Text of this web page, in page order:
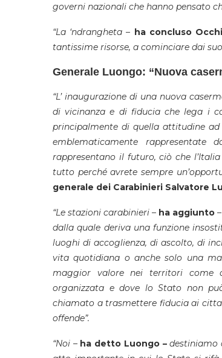
governi nazionali che hanno pensato
“La ‘ndrangheta – ha concluso
tantissime risorse, a cominciare dai
Generale Luongo: “Nuova
“L’ inaugurazione di una nuova
di vicinanza e di fiducia che lega i
principalmente di quella attitudine
emblematicamente
rappresentano il futuro, ciò che
tutto perché avrete sempre
generale dei Carabinieri Salvatore
“Le stazioni carabinieri – ha aggiunto
dalla quale deriva una funzione
luoghi di accoglienza, di ascolto, di
vita quotidiana o anche solo una
maggior valore nei territori come
organizzata e dove lo Stato non
chiamato a trasmettere fiducia ai
offende”.
“Noi –ha detto Luongo –destiniamo